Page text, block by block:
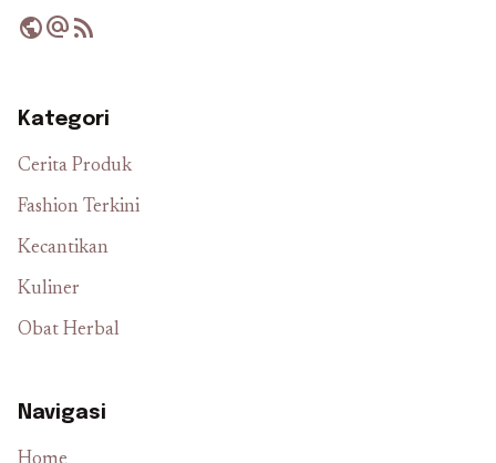
publicalternate_emailrss_feed
Kategori
Cerita Produk
Fashion Terkini
Kecantikan
Kuliner
Obat Herbal
Navigasi